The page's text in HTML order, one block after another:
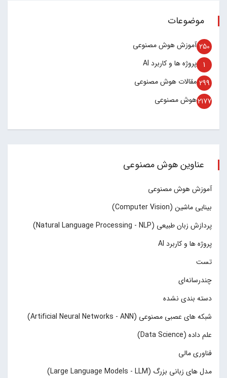
موضوعات
آموزش هوش مصنوعی 250
پروژه ها و کاربرد AI 1
مقالات هوش مصنوعی 299
هوش مصنوعی2177
عناوین هوش مصنوعی
آموزش هوش مصنوعی
بینایی ماشین (Computer Vision)
پردازش زبان طبیعی (Natural Language Processing - NLP)
پروژه ها و کاربرد AI
تست
چند‌‌رسانه‌ای
دسته بندی نشده
شبکه های عصبی مصنوعی (Artificial Neural Networks - ANN)
علم داده (Data Science)
فناوری مالی
مدل های زبانی بزرگ (Large Language Models - LLM)